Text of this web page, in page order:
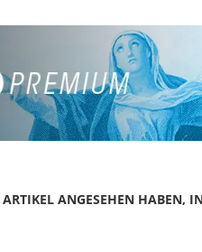
ANGESEHEN HABEN,